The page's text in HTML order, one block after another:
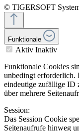
© TIGERSOFT
Funktionale
Aktiv Inaktiv
Funktionale Cookies
unbedingt erforderlich.
eindeutige zufällige ID
über mehrere
Session:
Das Session Cookie
Seitenaufrufe hinweg